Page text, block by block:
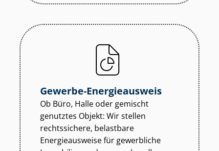
Gewerbe-Energieausweis
Ob Büro, Halle oder gemischt
genutztes Objekt: Wir stellen
rechtssichere, belastbare
Energieausweise für gewerbliche